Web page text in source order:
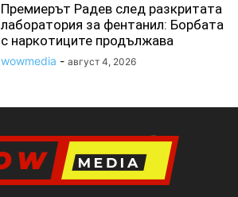
Премиерът Радев след разкритата
лаборатория за фентанил: Борбата
с наркотиците продължава
wowmedia - август 4, 2026